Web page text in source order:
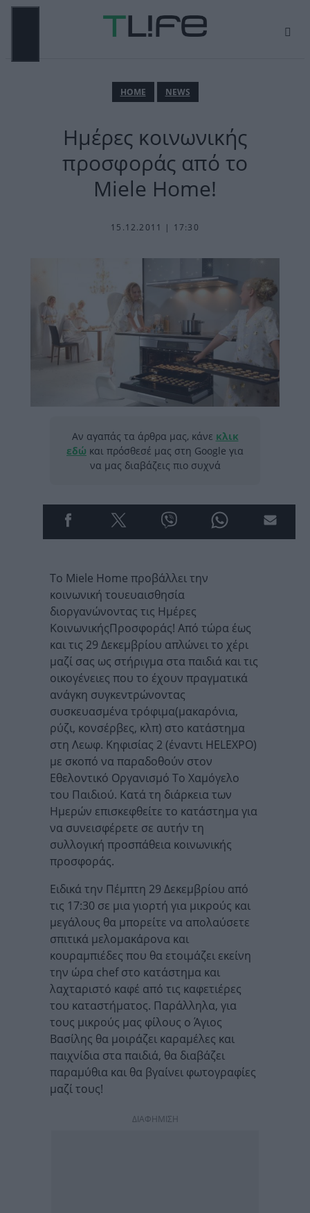
Μετάβαση
ΗΟΜΕ NEWS
Ημέρες κοινωνικής
προσφοράς από το
Miele Home!
15.12.2011 | 17:30
Αν αγαπάς τα άρθρα μας, κάνε κλικ
εδώ και πρόσθεσέ μας στη Google για
να μας διαβάζεις πιο συχνά
Το Miele Home προβάλλει την
κοινωνική τουευαισθησία
διοργανώνοντας τις Ημέρες
ΚοινωνικήςΠροσφοράς! Από τώρα έως
και τις 29 Δεκεμβρίου απλώνει το χέρι
μαζί σας ως στήριγμα στα παιδιά και τις
οικογένειες που το έχουν πραγματικά
ανάγκη συγκεντρώνοντας
συσκευασμένα τρόφιμα(μακαρόνια,
ρύζι, κονσέρβες, κλπ) στο κατάστημα
στη Λεωφ. Κηφισίας 2 (έναντι HELEXPO)
με σκοπό να παραδοθούν στον
Εθελοντικό Οργανισμό Το Χαμόγελο
του Παιδιού. Κατά τη διάρκεια των
Ημερών επισκεφθείτε το κατάστημα για
να συνεισφέρετε σε αυτήν τη
συλλογική προσπάθεια κοινωνικής
προσφοράς.
Ειδικά την Πέμπτη 29 Δεκεμβρίου από
τις 17:30 σε μια γιορτή για μικρούς και
μεγάλους θα μπορείτε να απολαύσετε
σπιτικά μελομακάρονα και
κουραμπιέδες που θα ετοιμάζει εκείνη
την ώρα chef στο κατάστημα και
λαχταριστό καφέ από τις καφετιέρες
του καταστήματος. Παράλληλα, για
τους μικρούς μας φίλους ο Άγιος
Βασίλης θα μοιράζει καραμέλες και
παιχνίδια στα παιδιά, θα διαβάζει
παραμύθια και θα βγαίνει φωτογραφίες
μαζί τους!
ΔΙΑΦΗΜΙΣΗ